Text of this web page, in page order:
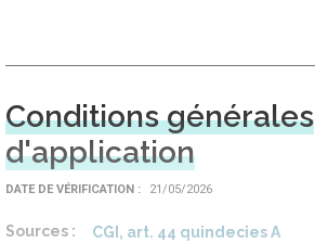
Conditions générales
d'application
DATE DE VÉRIFICATION 21/05/2026
Sources
CGI, art. 44 quindecies A